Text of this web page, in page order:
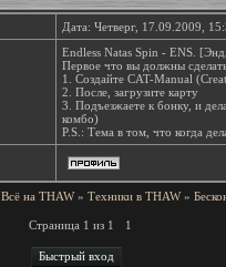
Дата: Четверг, 17.09.2009,
Endless Natas Spin - ENS.
Первое что вы должны
1. Создайте CAT-Manual
2. После, загрузите карту
3. Подъезжаете к бонку, и
комбо)
P.S.: Тема в том, что когда
Всё на THAW » Техники в THAW »
Страница 1 из 1 1